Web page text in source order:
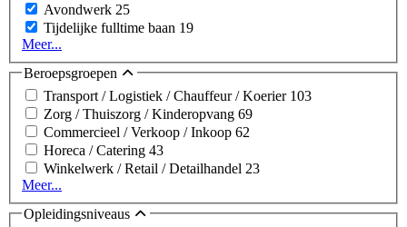
Avondwerk 25
Tijdelijke fulltime baan 19
Meer...
Beroepsgroepen
Transport / Logistiek / Chauffeur / Koerier 103
Zorg / Thuiszorg / Kinderopvang 69
Commercieel / Verkoop / Inkoop 62
Horeca / Catering 43
Winkelwerk / Retail / Detailhandel 23
Meer...
Opleidingsniveaus